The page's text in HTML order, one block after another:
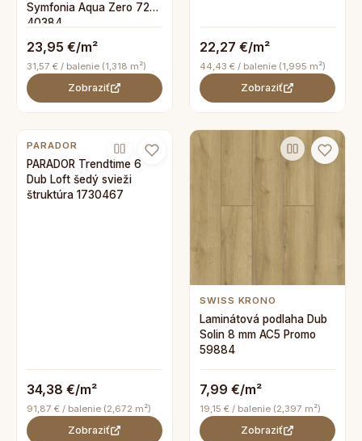
Symfonia Aqua Zero 72h
40384
23,95 €/m²
31,57 € / balenie (1,318 m²)
Zobraziť
22,27 €/m²
44,43 € / balenie (1,995 m²)
Zobraziť
PARADOR
PARADOR Trendtime 6
Dub Loft šedý svieži
štruktúra 1730467
34,38 €/m²
91,87 € / balenie (2,672 m²)
Zobraziť
SWISS KRONO
Laminátová podlaha Dub
Solin 8 mm AC5 Promo
59884
7,99 €/m²
19,15 € / balenie (2,397 m²)
Zobraziť